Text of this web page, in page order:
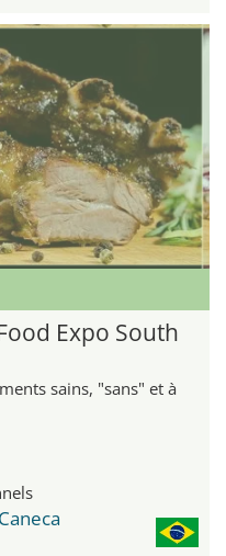
Expo South
sains, "sans" et à